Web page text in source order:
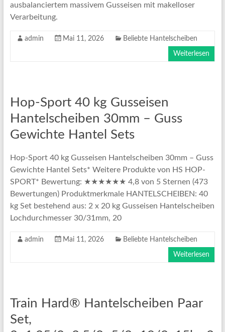
ausbalanciertem massivem Gusseisen mit makelloser
Verarbeitung.
admin Mai 11, 2026 Beliebte Hantelscheiben
Weiterlesen
Hop-Sport 40 kg Gusseisen
Hantelscheiben 30mm – Guss
Gewichte Hantel Sets
Hop-Sport 40 kg Gusseisen Hantelscheiben 30mm – Guss
Gewichte Hantel Sets* Weitere Produkte von HS HOP-
SPORT* Bewertung: ★★★★★★ 4,8 von 5 Sternen (473
Bewertungen) Produktmerkmale HANTELSCHEIBEN: 40
kg Set bestehend aus: 2 x 20 kg Gusseisen Hantelscheiben
Lochdurchmesser 30/31mm, 20
admin Mai 11, 2026 Beliebte Hantelscheiben
Weiterlesen
Train Hard® Hantelscheiben Paar
Set,